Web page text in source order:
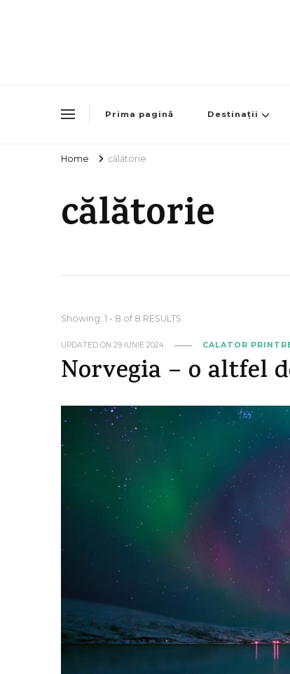
Prima pagină Destinații
Home călătorie
călătorie
Showing: 1 - 8 of 8 RESULTS
UPDATED ON 29 IUNIE 2024 CALATOR
Norvegia – o altfel